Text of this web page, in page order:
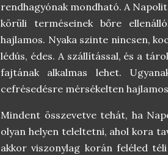
rendhagyónak mondható. A
körüli terméseinek bőre
hajlamos. Nyaka szinte nincsen,
lédús, édes. A szállítással, és a
fajtának alkalmas lehet.
cefrésedésre mérsékelten
Mindent összevetve tehát, ha
olyan helyen teleltetni, ahol kora
akkor viszonylag korán feléled